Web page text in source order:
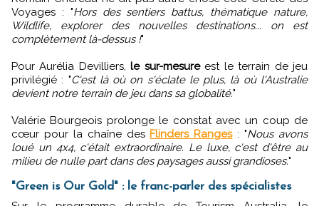
Voyages : "Hors des sentiers battus, thématique nature,
Wildlife, explorer des nouvelles destinations... on est
complètement là-dessus !"
Pour Aurélia Devilliers,le sur-mesureest le terrain de jeu
privilégié : "C'est là où on s'éclate le plus, là où l'Australie
devient notre terrain de jeu dans sa globalité."
Valérie Bourgeois prolonge le constat avec un coup de
cœur pour la chaîne des Flinders Ranges: "Nous avons
loué un 4x4, c'était extraordinaire. Le luxe, c'est d'être au
milieu de nulle part dans des paysages aussi grandioses."
"Green is Our Gold" : le franc-parler des spécialistes